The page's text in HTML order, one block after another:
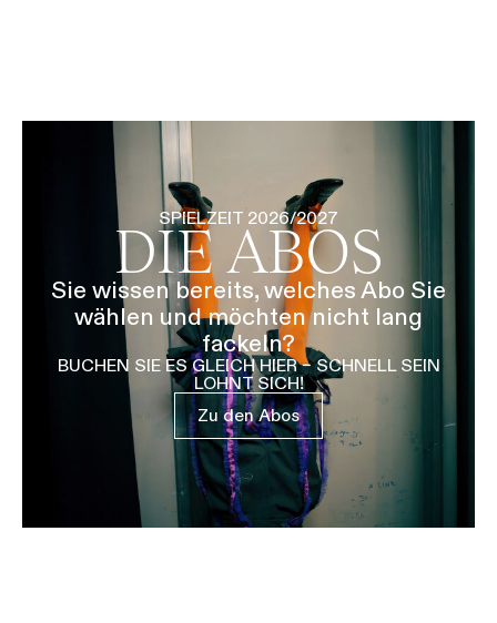
SPIELZEIT 2026/2027
DIE ABOS
Sie wissen bereits, welches Abo Sie
wählen und möchten nicht lang
fackeln?
BUCHEN SIE ES GLEICH HIER – SCHNELL SEIN
LOHNT SICH!
Zu den Abos